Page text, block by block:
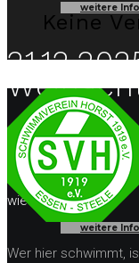
weitere
Wir wünschen allen
und besinnliche
Genießen wir die
wieder.
weitere
Keine
Wer hier schwimmt,